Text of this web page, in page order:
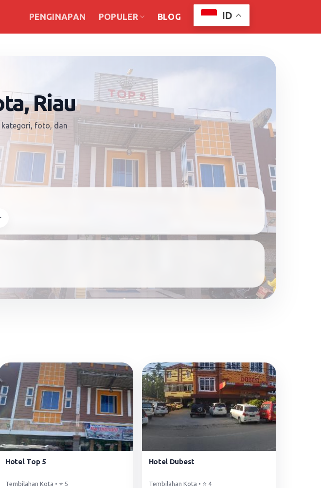
PENGINAPAN POPULER BLOG ID
Riau
foto, dan
Hotel Top 5
Tembilahan Kota • ⭐ 5
Hotel Dubest
Tembilahan Kota • ⭐ 4